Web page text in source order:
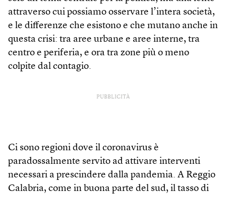
attraverso cui possiamo osservare l’intera società,
e le differenze che esistono e che mutano anche in
questa crisi: tra aree urbane e aree interne, tra
centro e periferia, e ora tra zone più o meno
colpite dal contagio.
PUBBLICITÀ
Ci sono regioni dove il coronavirus è
paradossalmente servito ad attivare interventi
necessari a prescindere dalla pandemia. A Reggio
Calabria, come in buona parte del sud, il tasso di